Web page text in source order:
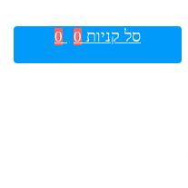
סל קניות 0
0